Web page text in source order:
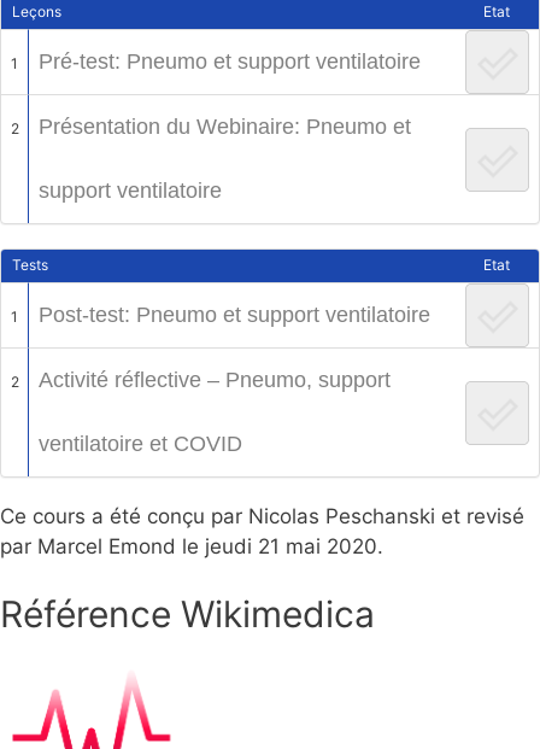
Leçons Etat
1 Pré-test: Pneumo et support ventilatoire
2 Présentation du Webinaire: Pneumo et
support ventilatoire
Tests Etat
1 Post-test: Pneumo et support ventilatoire
2 Activité réflective – Pneumo, support
ventilatoire et COVID
Ce cours a été conçu par Nicolas Peschanski et revisé
par Marcel Emond le jeudi 21 mai 2020.
Référence Wikimedica